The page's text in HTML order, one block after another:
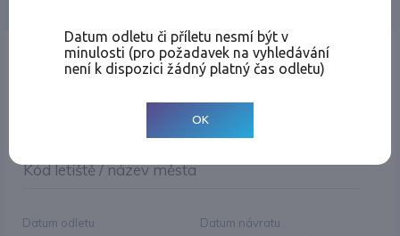
Místo odletu
Kód letiště / název města
Datum odletu Datum návratu
Datum odletu či příletu nesmí být v
minulosti (pro požadavek na vyhledávání
není k dispozici žádný platný čas odletu)
OK